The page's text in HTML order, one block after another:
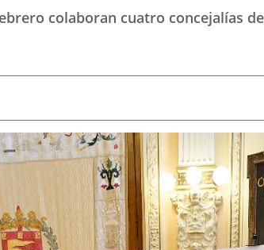
colaboran cuatro concejalías